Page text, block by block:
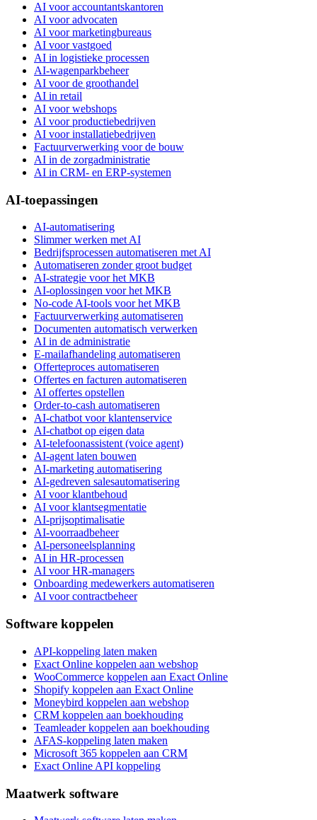
AI voor accountantskantoren
AI voor advocaten
AI voor marketingbureaus
AI voor vastgoed
AI in logistieke processen
AI-wagenparkbeheer
AI voor de groothandel
AI in retail
AI voor webshops
AI voor productiebedrijven
AI voor installatiebedrijven
Factuurverwerking voor de bouw
AI in de zorgadministratie
AI in CRM- en ERP-systemen
AI-toepassingen
AI-automatisering
Slimmer werken met AI
Bedrijfsprocessen automatiseren met AI
Automatiseren zonder groot budget
AI-strategie voor het MKB
AI-oplossingen voor het MKB
No-code AI-tools voor het MKB
Factuurverwerking automatiseren
Documenten automatisch verwerken
AI in de administratie
E-mailafhandeling automatiseren
Offerteproces automatiseren
Offertes en facturen automatiseren
AI offertes opstellen
Order-to-cash automatiseren
AI-chatbot voor klantenservice
AI-chatbot op eigen data
AI-telefoonassistent (voice agent)
AI-agent laten bouwen
AI-marketing automatisering
AI-gedreven salesautomatisering
AI voor klantbehoud
AI voor klantsegmentatie
AI-prijsoptimalisatie
AI-voorraadbeheer
AI-personeelsplanning
AI in HR-processen
AI voor HR-managers
Onboarding medewerkers automatiseren
AI voor contractbeheer
Software koppelen
API-koppeling laten maken
Exact Online koppelen aan webshop
WooCommerce koppelen aan Exact Online
Shopify koppelen aan Exact Online
Moneybird koppelen aan webshop
CRM koppelen aan boekhouding
Teamleader koppelen aan boekhouding
AFAS-koppeling laten maken
Microsoft 365 koppelen aan CRM
Exact Online API koppeling
Maatwerk software